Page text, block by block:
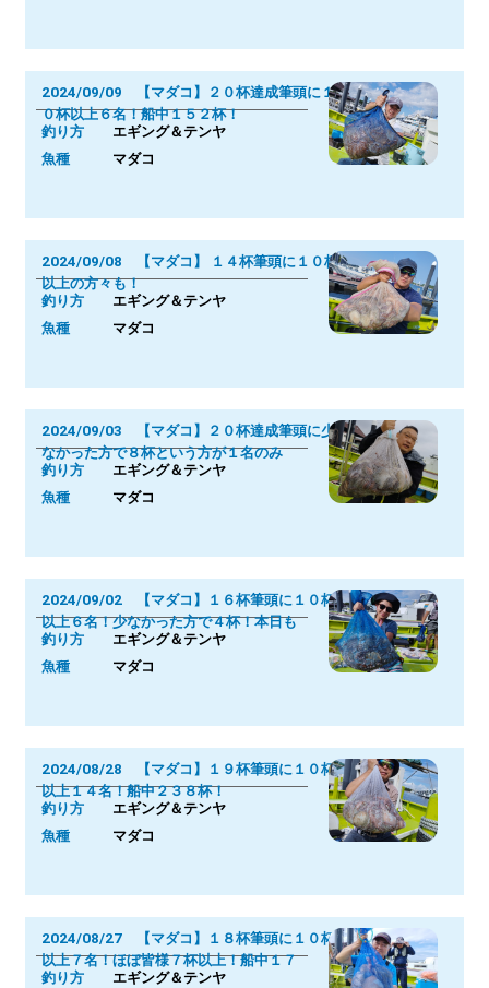
2024/09/09 【マダコ】２０杯達成筆頭に１
０杯以上６名！船中１５２杯！
釣り方 エギング＆テンヤ
魚種 マダコ
2024/09/08 【マダコ】 １４杯筆頭に１０杯
以上の方々も！
釣り方 エギング＆テンヤ
魚種 マダコ
2024/09/03 【マダコ】２０杯達成筆頭に少
なかった方で８杯という方が１名のみ
釣り方 エギング＆テンヤ
魚種 マダコ
2024/09/02 【マダコ】１６杯筆頭に１０杯
以上６名！少なかった方で４杯！本日も
釣り方 エギング＆テンヤ
魚種 マダコ
2024/08/28 【マダコ】１９杯筆頭に１０杯
以上１４名！船中２３８杯！
釣り方 エギング＆テンヤ
魚種 マダコ
2024/08/27 【マダコ】１８杯筆頭に１０杯
以上７名！ほぼ皆様７杯以上！船中１７
釣り方 エギング＆テンヤ